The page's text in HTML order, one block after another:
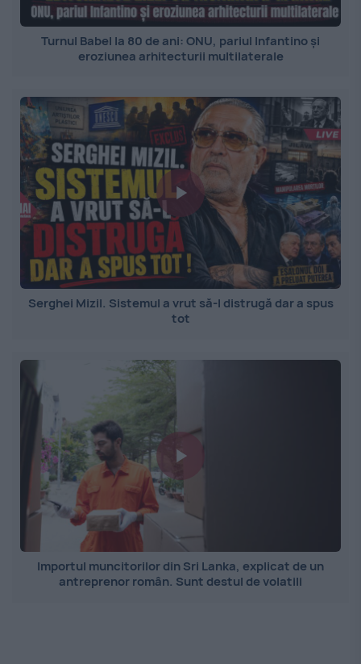
Turnul Babel la 80 de ani: ONU, pariul Infantino și
eroziunea arhitecturii multilaterale
Serghei Mizil. Sistemul a vrut să-l distrugă dar a spus
tot
Importul muncitorilor din Sri Lanka, explicat de un
antreprenor român. Sunt destul de volatili